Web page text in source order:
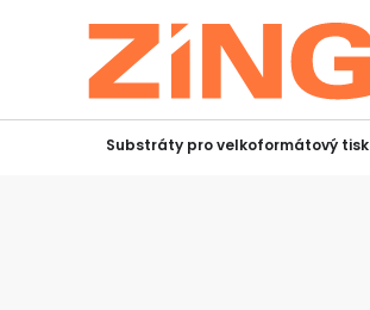
Substráty pro velkoformátový tisk